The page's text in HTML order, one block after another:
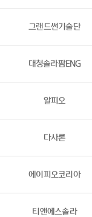
그랜드썬기술단
대청솔라팜ENG
알피오
다사론
에이피오코리아
티앤에스솔라